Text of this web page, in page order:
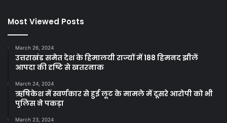
Most Viewed Posts
March 26, 2024
उत्तराखंड समेत देश के हिमालयी राज्यों में 188 हिमनद झीलें
आपदा की दृष्टि से खतरनाक
March 24, 2024
ऋषिकेश में स्वर्णकार से हुई लूट के मामले में दूसरे आरोपी को भी
पुलिस ने पकड़ा
March 23, 2024